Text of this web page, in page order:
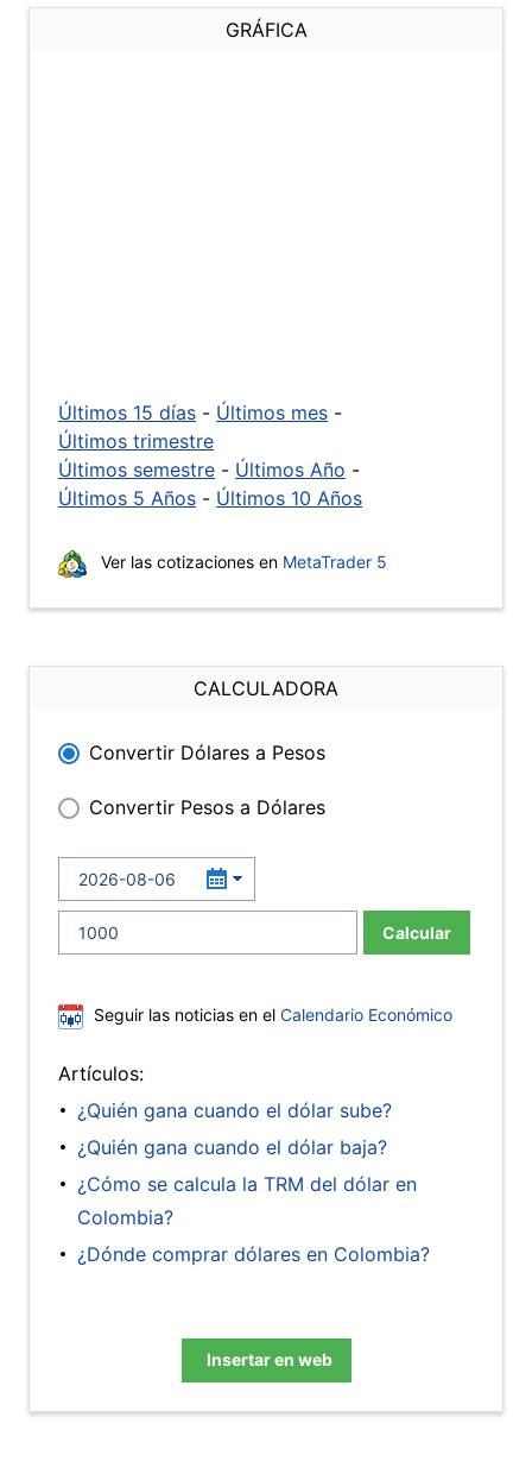
GRÁFICA
Últimos 15 días - Últimos mes -
Últimos trimestre
Últimos semestre - Últimos Año -
Últimos 5 Años - Últimos 10 Años
Ver las cotizaciones en MetaTrader 5
CALCULADORA
Convertir Dólares a Pesos
Convertir Pesos a Dólares
Calcular
Seguir las noticias en el Calendario Económico
Artículos:
¿Quién gana cuando el dólar sube?
¿Quién gana cuando el dólar baja?
¿Cómo se calcula la TRM del dólar en
Colombia?
¿Dónde comprar dólares en Colombia?
Insertar en web